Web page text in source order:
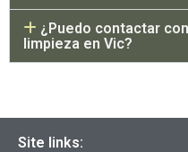
¿Puedo contactar
limpieza en Vic?
Site links: